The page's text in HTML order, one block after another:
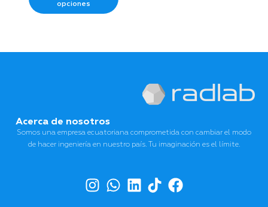
opciones
Acerca de nosotros
Somos una empresa ecuatoriana comprometida con cambiar el modo
de hacer ingeniería en nuestro país. Tu imaginación es el límite.